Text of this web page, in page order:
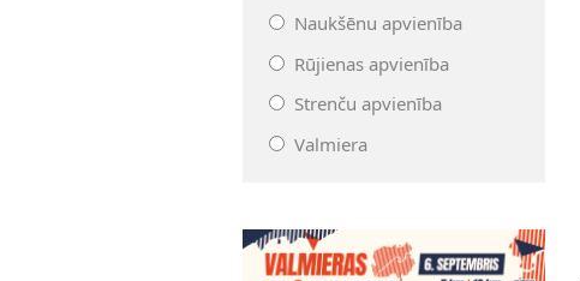
Naukšēnu apvienība
Rūjienas apvienība
Strenču apvienība
Valmiera